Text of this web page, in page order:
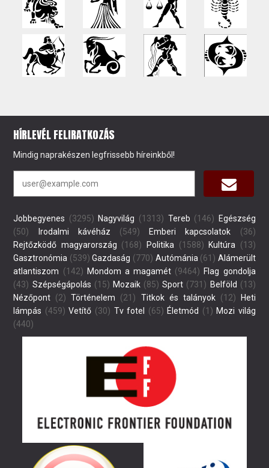
HÍRLEVÉL FELIRATKOZÁS
Mindig naprakészen legfrissebb híreinkből!
Jobbegyenes (3295) Nagyvilág (1313) Tereb (146)
Egészség
(50)
Irodalmi kávéház (549) Emberi kapcsolatok (36)
Rejtőzködő magyarország (168) Politika (1588) Kultúra (13)
Gasztronómia (539) Gazdaság (770) Autómánia (61) Alámerült
atlantiszom (142) Mondom a magamét (9464) Flag gondolja
(43) Szépségápolás (15) Mozaik(85) Sport (731) Belföld (13)
Nézőpont (2) Történelem (21) Titkok és talányok(12)
Heti
lámpás (459) Vetítő (30) Tv fotel (65) Életmód (1) Mozi világ
(440)